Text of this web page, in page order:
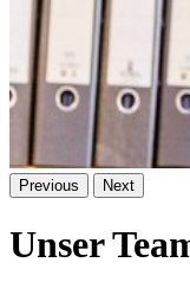
Previous Next
Unser